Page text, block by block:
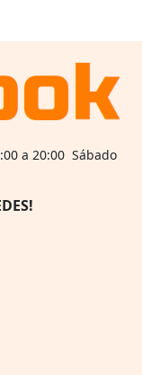
a 20:00 Sábado